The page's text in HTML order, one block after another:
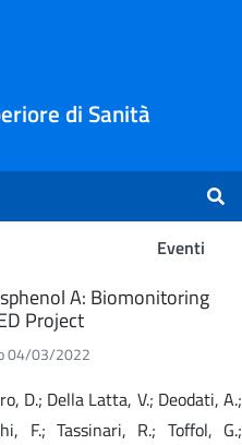
di Sanità
Eventi
A: Biomonitoring
Project
04/03/2022
D.; Della Latta, V.; Deodati, A.;
F.; Tassinari, R.; Toffol, G.;